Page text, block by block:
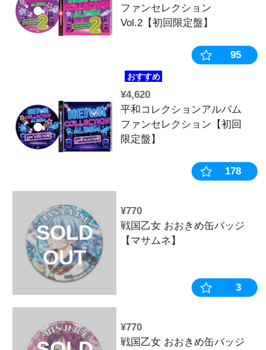
OUT
SOLD
OUT
¥770
【ヨシモト】
SOLD
¥13,090